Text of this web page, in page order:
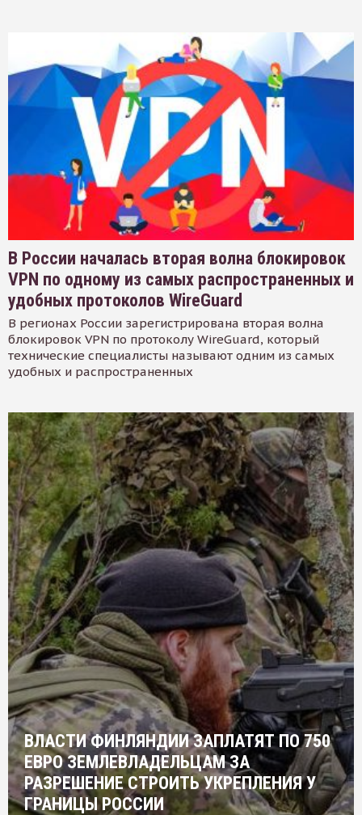
В России началась вторая волна блокировок
VPN по одному из самых распространенных и
удобных протоколов WireGuard
В регионах России зарегистрирована вторая волна
блокировок VPN по протоколу WireGuard, который
технические специалисты называют одним из самых
удобных и распространенных
ВЛАСТИ ФИНЛЯНДИИ ЗАПЛАТЯТ ПО 750
ЕВРО ЗЕМЛЕВЛАДЕЛЬЦАМ ЗА
РАЗРЕШЕНИЕ СТРОИТЬ УКРЕПЛЕНИЯ У
ГРАНИЦЫ РОССИИ